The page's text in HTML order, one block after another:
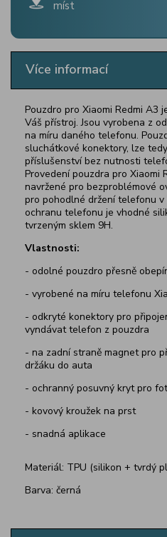
míst
Více informací
Pouzdro pro Xiaomi Redmi A3
Váš přístroj. Jsou vyrobena z
na míru daného telefonu.
sluchátkové konektory, lze
příslušenství bez nutnosti
Provedení pouzdra pro Xiaomi
navržené pro bezproblémové
pro pohodlné držení telefonu v
ochranu telefonu je vhodné
tvrzeným sklem 9H.
Vlastnosti:
- odolné pouzdro přesně
- vyrobené na míru telefonu
- odkryté konektory pro
vyndávat telefon z pouzdra
- na zadní straně magnet pro
držáku do auta
- ochranný posuvný kryt pro
- kovový kroužek na prst
- snadná aplikace
Materiál: TPU (silikon + tvrdý
Barva: černá